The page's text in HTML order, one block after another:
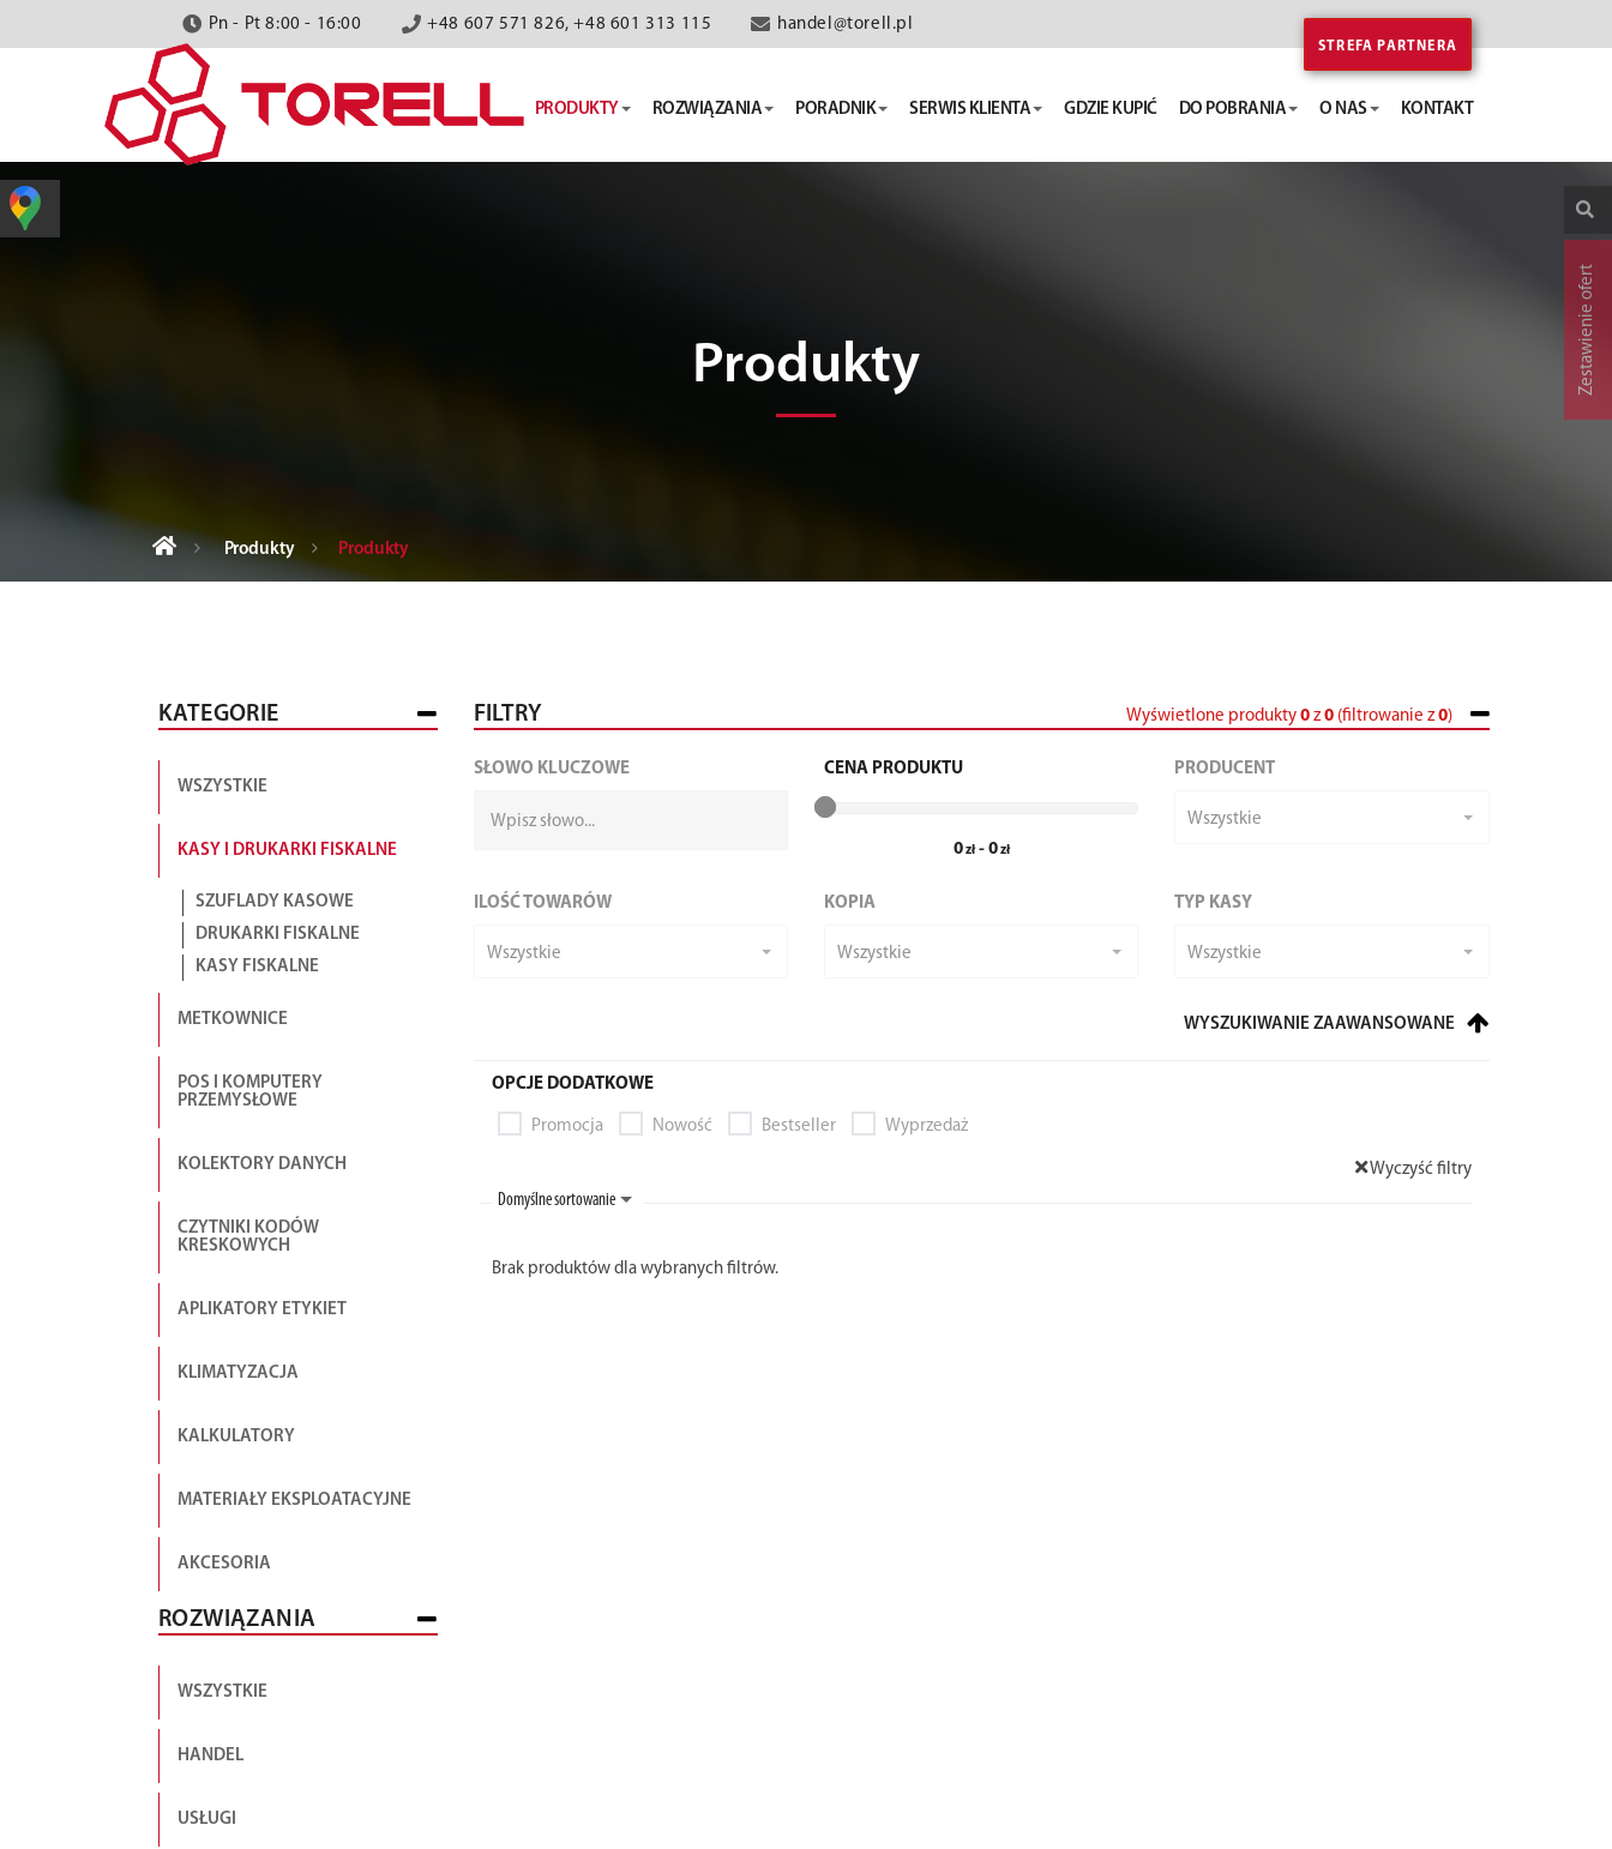
Pn - Pt 8:00 - 16:00 +48 607 571 826, +48 601 313 115 handel@torell.pl
STREFA PARTNERA
PRODUKTY ROZWIĄZANIA PORADNIK SERWIS KLIENTA GDZIE KUPIĆ DO POBRANIA O NAS KONTAKT
Produkty
Produkty Produkty
KATEGORIE
WSZYSTKIE
KASY I DRUKARKI FISKALNE
SZUFLADY KASOWE
DRUKARKI FISKALNE
KASY FISKALNE
METKOWNICE
POS I KOMPUTERY
PRZEMYSŁOWE
KOLEKTORY DANYCH
CZYTNIKI KODÓW
KRESKOWYCH
APLIKATORY ETYKIET
KLIMATYZACJA
KALKULATORY
MATERIAŁY EKSPLOATACYJNE
AKCESORIA
ROZWIĄZANIA
WSZYSTKIE
HANDEL
USŁUGI
FILTRY Wyświetlone produkty 0 z0 (filtrowanie z0)
SŁOWO KLUCZOWE CENA PRODUKTU
0 - 0
PRODUCENT
Wszystkie
ILOŚĆ TOWARÓW
Wszystkie
KOPIA
Wszystkie
TYP KASY
Wszystkie
WYSZUKIWANIE ZAAWANSOWANE
OPCJE DODATKOWE
Promocja Nowość Bestseller Wyprzedaż
Wyczyść filtry
Domyślne sortowanie
Brak produktów dla wybranych filtrów.
Zestawienie ofert